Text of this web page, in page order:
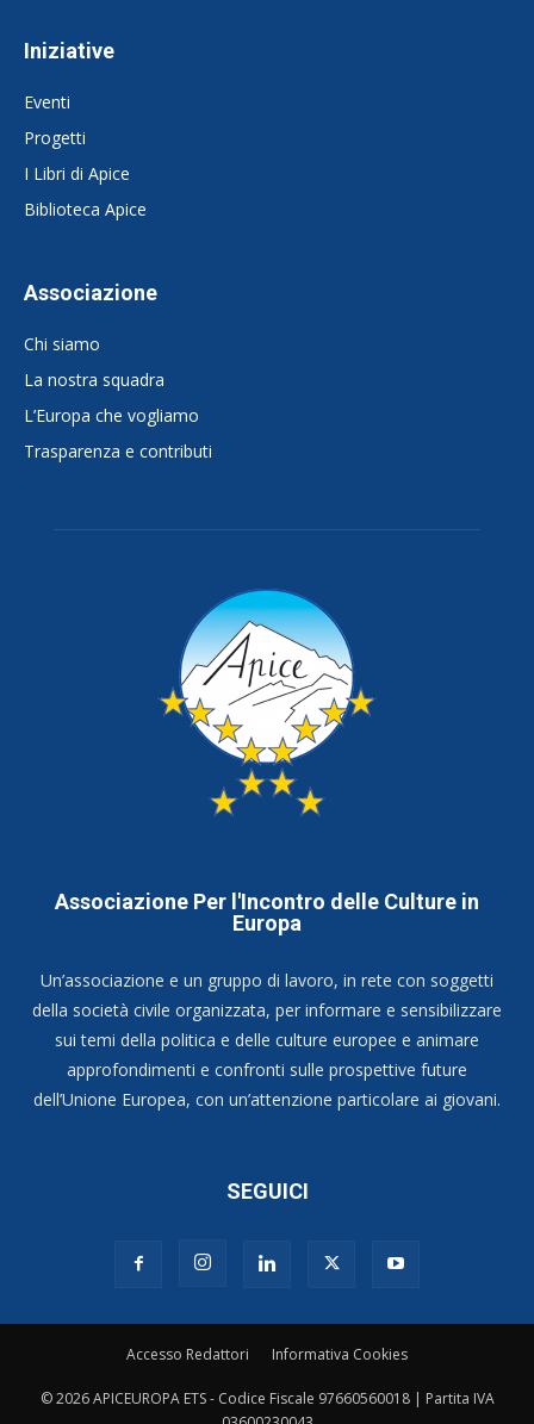
Iniziative
Eventi
Progetti
I Libri di Apice
Biblioteca Apice
Associazione
Chi siamo
La nostra squadra
L’Europa che vogliamo
Trasparenza e contributi
Associazione Per l'Incontro delle Culture in
Europa
Un’associazione e un gruppo di lavoro, in rete con soggetti
della società civile organizzata, per informare e sensibilizzare
sui temi della politica e delle culture europee e animare
approfondimenti e confronti sulle prospettive future
dell’Unione Europea, con un’attenzione particolare ai giovani.
SEGUICI
Accesso Redattori Informativa Cookies
© 2026 APICEUROPA ETS - Codice Fiscale 97660560018 | Partita IVA